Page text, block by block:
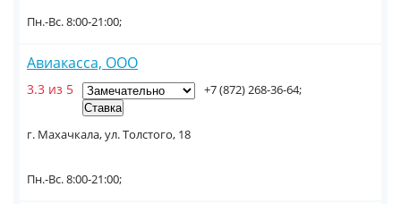
Пн.-Вс. 8:00-21:00;
Авиакасса, ООО
3.3 из 5
г. Махачкала, ул. Толстого, 18
+7 (872) 268-36-64;
Пн.-Вс. 8:00-21:00;